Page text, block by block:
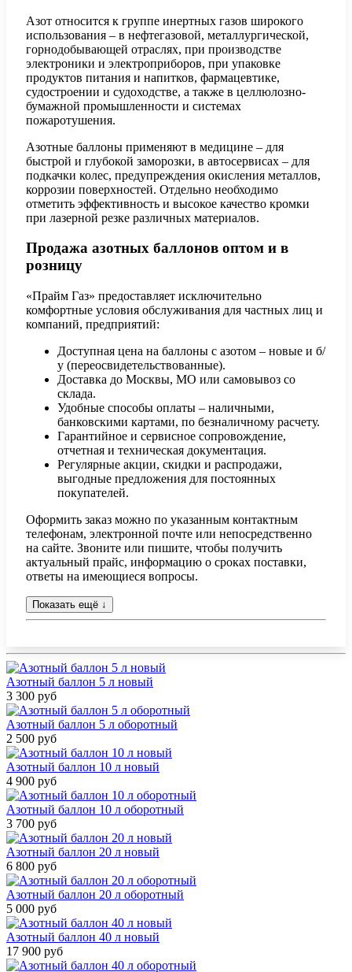
Азот относится к группе инертных газов широкого
использования – в нефтегазовой, металлургической,
горнодобывающей отраслях, при производстве
электроники и электроприборов, при упаковке
продуктов питания и напитков, фармацевтике,
судостроении и судоходстве, а также в целлюлозно-
бумажной промышленности и системах
пожаротушения.
Азотные баллоны применяют в медицине – для
быстрой и глубокой заморозки, в автосервисах – для
подкачки колес, предупреждения окисления металлов,
коррозии поверхностей. Отдельно необходимо
отметить эффективность и высокое качество кромки
при лазерной резке различных материалов.
Продажа азотных баллонов оптом и в
розницу
«Прайм Газ» предоставляет исключительно
комфортные условия обслуживания для частных лиц и
компаний, предприятий:
Доступная цена на баллоны с азотом – новые и б/
у (переосвидетельствованные).
Доставка до Москвы, МО или самовывоз со
склада.
Удобные способы оплаты – наличными,
банковскими картами, по безналичному расчету.
Гарантийное и сервисное сопровождение,
отчетная и техническая документация.
Регулярные акции, скидки и распродажи,
выгодные предложения для постоянных
покупателей.
Оформить заказ можно по указанным контактным
телефонам, электронной почте или непосредственно
на сайте. Звоните или пишите, чтобы получить
актуальный прайс, информацию о сроках поставки,
ответы на имеющиеся вопросы.
Показать ещё ↓
Азотный баллон 5 л новый
3 300 руб
Азотный баллон 5 л оборотный
2 500 руб
Азотный баллон 10 л новый
4 900 руб
Азотный баллон 10 л оборотный
3 700 руб
Азотный баллон 20 л новый
6 800 руб
Азотный баллон 20 л оборотный
5 000 руб
Азотный баллон 40 л новый
17 900 руб